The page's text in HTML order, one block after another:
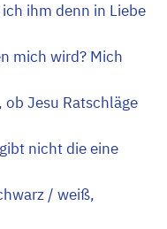
ihm denn in Liebe
mich wird? Mich
Jesu Ratschläge
nicht die eine
/ weiß,